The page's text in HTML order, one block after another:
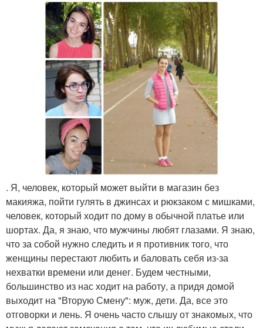
. Я, человек, который может выйти в магазин без
макияжа, пойти гулять в джинсах и рюкзаком с мишками,
человек, который ходит по дому в обычной платье или
шортах. Да, я знаю, что мужчины любят глазами. Я знаю,
что за собой нужно следить и я противник того, что
женщины перестают любить и баловать себя из-за
нехватки времени или денег. Будем честными,
большинство из нас ходит на работу, а придя домой
выходит на "Вторую Смену": муж, дети. Да, все это
отговорки и лень. Я очень часто слышу от знакомых, что